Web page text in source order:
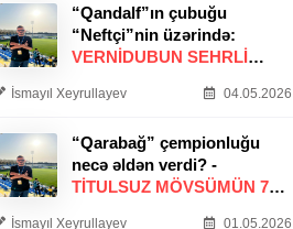
“Qandalf”ın çubuğu
“Neftçi”nin üzərində:
VERNİDUBUN SEHRLİ
İsmayıl Xeyrullayev 04.05.2026
“Qarabağ” çempionluğu
necə əldən verdi? -
TITULSUZ MÖVSÜMÜN 7
İsmayıl Xeyrullayev 01.05.2026